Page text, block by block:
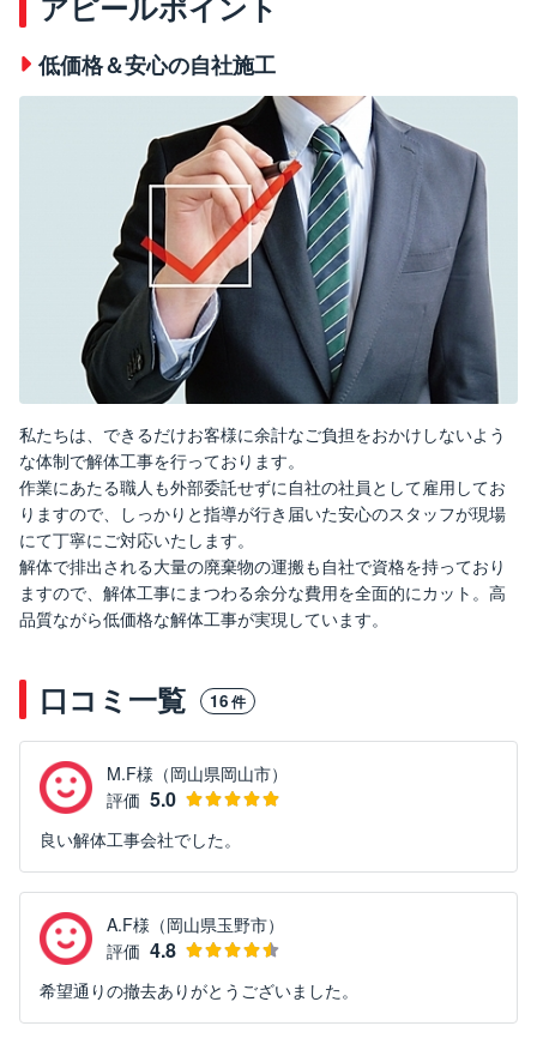
低価格＆安心の自社施工
私たちは、できるだけお客様に余計なご負担をおかけしないよう
な体制で解体工事を行っております。
作業にあたる職人も外部委託せずに自社の社員として雇用してお
りますので、しっかりと指導が行き届いた安心のスタッフが現場
にて丁寧にご対応いたします。
解体で排出される大量の廃棄物の運搬も自社で資格を持っており
ますので、解体工事にまつわる余分な費用を全面的にカット。高
品質ながら低価格な解体工事が実現しています。
口コミ一覧 16件
M.F様（岡山県岡山市）
評価 5.0
良い解体工事会社でした。
A.F様（岡山県玉野市）
評価 4.8
希望通りの撤去ありがとうございました。